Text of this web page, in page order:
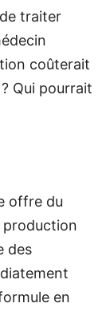
traiter
coûterait
Qui pourrait
offre du
production
des
en